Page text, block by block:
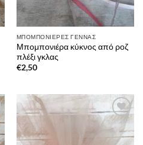
ΜΠΟΜΠΟΝΙΈΡΕΣ ΓΈΝΝΑΣ
Μπομπονιέρα κύκνος από ροζ
πλέξι γκλας
€2,50
Πρόσθήκη
στην λίστα
επιθυμιών